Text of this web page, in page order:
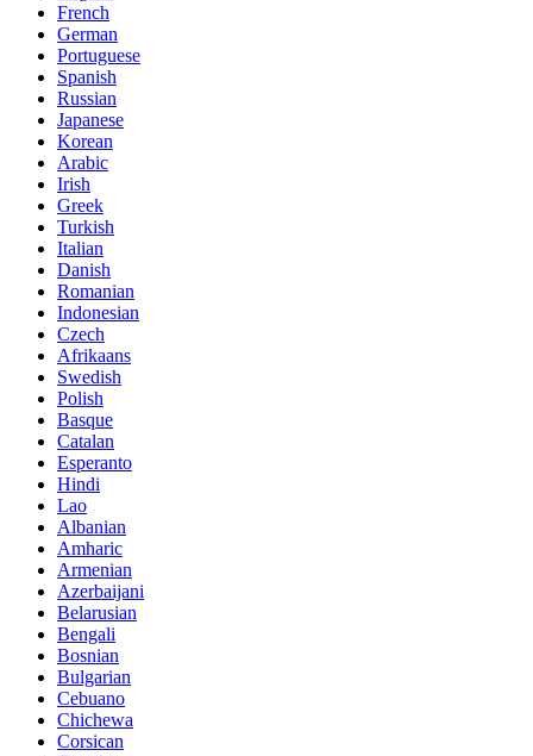
French
German
Portuguese
Spanish
Russian
Japanese
Korean
Arabic
Irish
Greek
Turkish
Italian
Danish
Romanian
Indonesian
Czech
Afrikaans
Swedish
Polish
Basque
Catalan
Esperanto
Hindi
Lao
Albanian
Amharic
Armenian
Azerbaijani
Belarusian
Bengali
Bosnian
Bulgarian
Cebuano
Chichewa
Corsican